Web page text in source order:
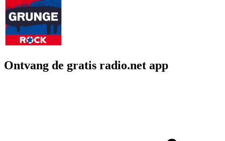
Ontvang de gratis radio.net app